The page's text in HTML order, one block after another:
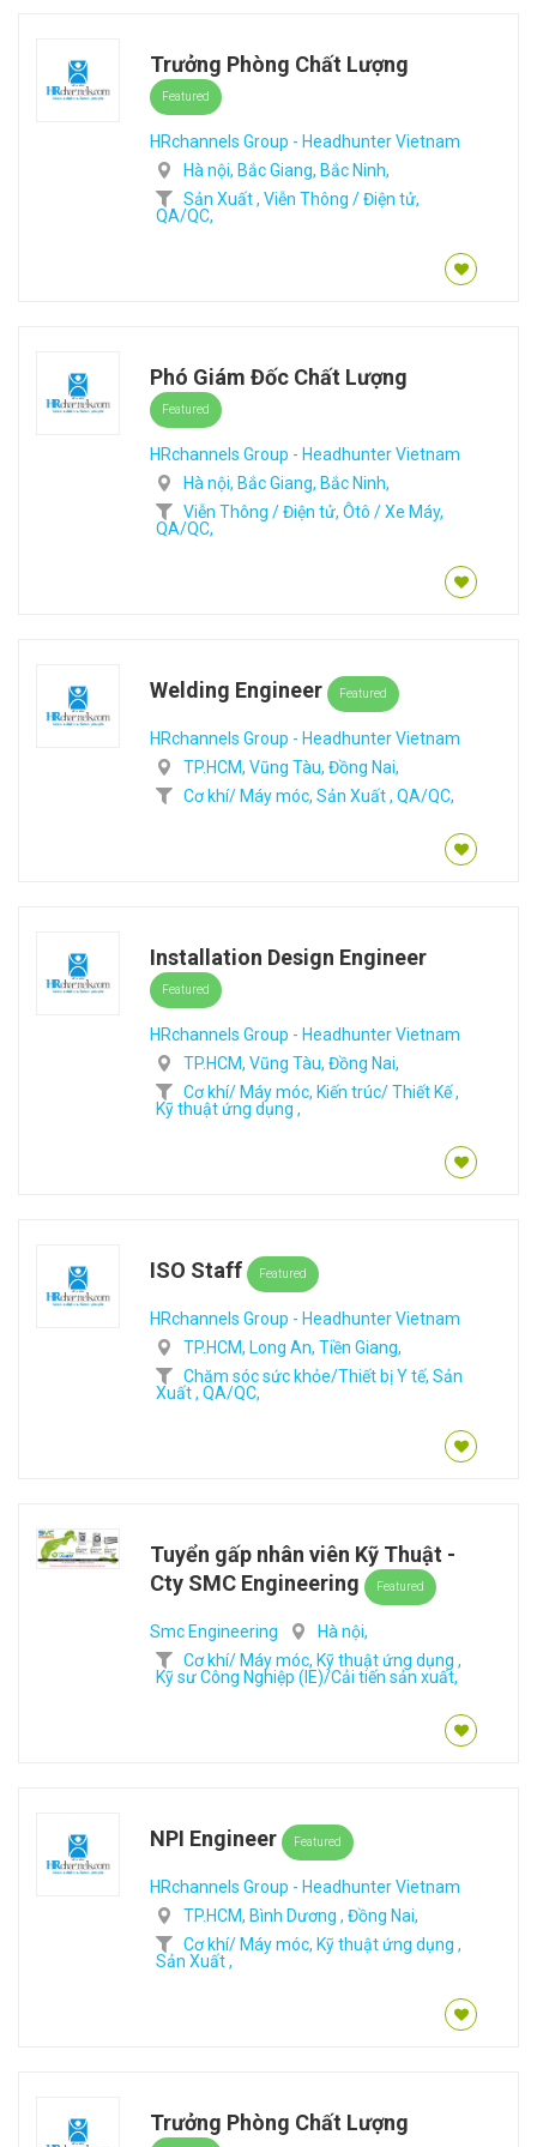
Trưởng Phòng Chất Lượng
Featured
HRchannels Group - Headhunter Vietnam
Hà nội, Bắc Giang, Bắc Ninh,
Sản Xuất , Viễn Thông / Điện tử,
QA/QC,
Phó Giám Đốc Chất Lượng
Featured
HRchannels Group - Headhunter Vietnam
Hà nội, Bắc Giang, Bắc Ninh,
Viễn Thông / Điện tử, Ôtô / Xe Máy,
QA/QC,
Welding Engineer Featured
HRchannels Group - Headhunter Vietnam
TP.HCM, Vũng Tàu, Đồng Nai,
Cơ khí/ Máy móc, Sản Xuất , QA/QC,
Installation Design Engineer
Featured
HRchannels Group - Headhunter Vietnam
TP.HCM, Vũng Tàu, Đồng Nai,
Cơ khí/ Máy móc, Kiến trúc/ Thiết Kế ,
Kỹ thuật ứng dụng ,
ISO Staff Featured
HRchannels Group - Headhunter Vietnam
TP.HCM, Long An, Tiền Giang,
Chăm sóc sức khỏe/Thiết bị Y tế, Sản
Xuất , QA/QC,
Tuyển gấp nhân viên Kỹ Thuật -
Cty SMC Engineering
Featured
Smc Engineering
Hà nội,
Cơ khí/ Máy móc, Kỹ thuật ứng dụng ,
Kỹ sư Công Nghiệp (IE)/Cải tiến sản xuất,
NPI Engineer Featured
HRchannels Group - Headhunter Vietnam
TP.HCM, Bình Dương , Đồng Nai,
Cơ khí/ Máy móc, Kỹ thuật ứng dụng ,
Sản Xuất ,
Trưởng Phòng Chất Lượng